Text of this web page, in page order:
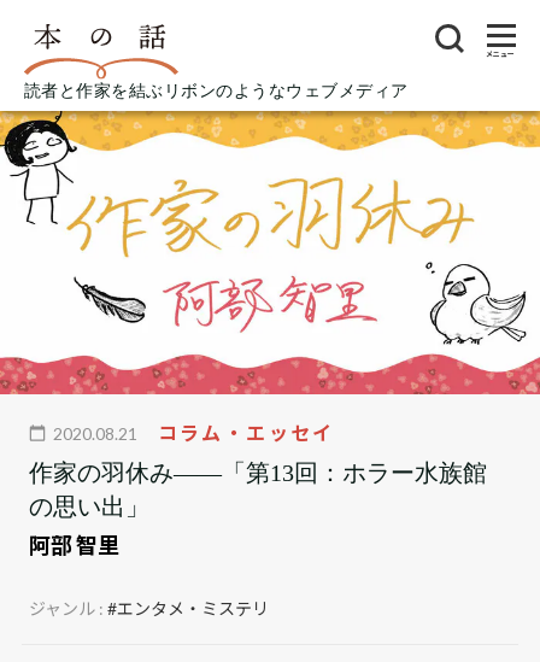
読者と作家を結ぶリボンのようなウェブメディア
メニュー
2020.08.21 コラム・エッセイ
作家の羽休み――「第13回：ホラー水族館
の思い出」
阿部 智里
ジャンル :#エンタメ・ミステリ